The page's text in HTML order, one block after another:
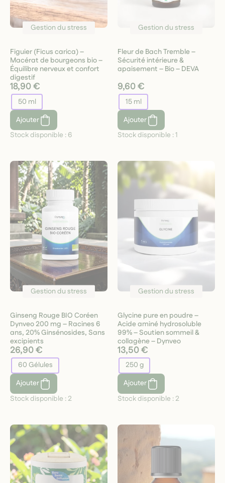
Gestion du stress
Figuier (Ficus carica) –
Macérat de bourgeons bio –
Équilibre nerveux et confort
digestif
18,90 €
50 ml
Ajouter
Stock disponible : 6
Gestion du stress
Fleur de Bach Tremble –
Sécurité intérieure &
apaisement – Bio – DEVA
9,60 €
15 ml
Ajouter
Stock disponible :1
Gestion du stress
Ginseng Rouge BIO Coréen
Dynveo 200 mg – Racines 6
ans, 20% Ginsénosides, Sans
excipients
26,90 €
60 Gélules
Ajouter
Stock disponible : 2
Gestion du stress
Glycine pure en poudre –
Acide aminé hydrosoluble
99% – Soutien sommeil &
collagène – Dynveo
13,50 €
250 g
Ajouter
Stock disponible : 2